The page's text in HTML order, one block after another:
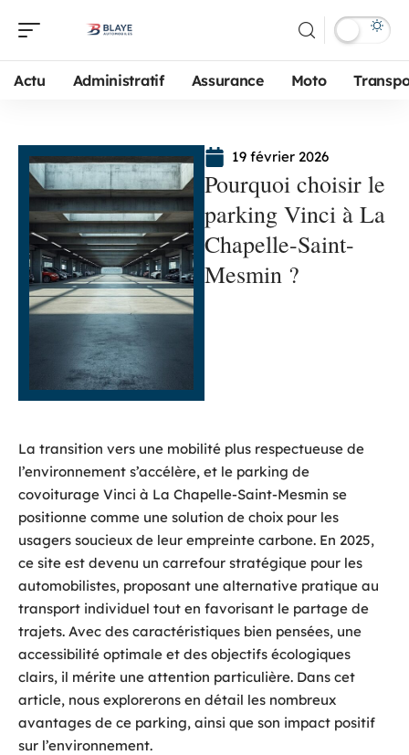
Actu Administratif Assurance Moto
19 février 2026
Pourquoi choisir le
parking Vinci à La
Chapelle-Saint-
Mesmin ?
La transition vers une mobilité plus respectueuse de
l’environnement s’accélère, et le parking de
covoiturage Vinci à La Chapelle-Saint-Mesmin se
positionne comme une solution de choix pour les
usagers soucieux de leur empreinte carbone. En 2025,
ce site est devenu un carrefour stratégique pour les
automobilistes, proposant une alternative pratique au
transport individuel tout en favorisant le partage de
trajets. Avec des caractéristiques bien pensées, une
accessibilité optimale et des objectifs écologiques
clairs, il mérite une attention particulière. Dans cet
article, nous explorerons en détail les nombreux
avantages de ce parking, ainsi que son impact positif
sur l’environnement.